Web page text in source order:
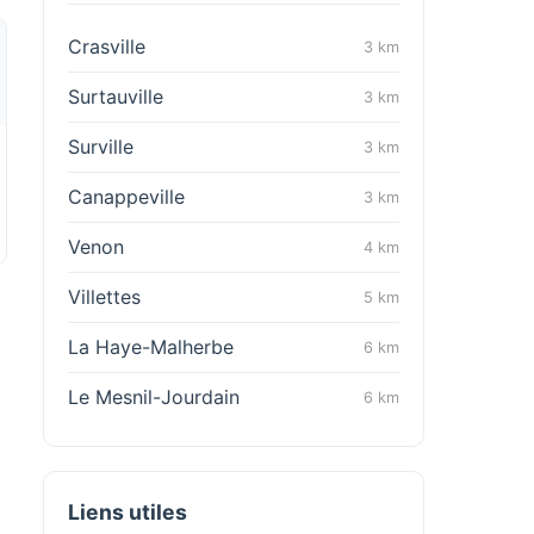
Crasville 3 km
Surtauville 3 km
Surville 3 km
Canappeville 3 km
Venon 4 km
Villettes 5 km
La Haye-Malherbe 6 km
Le Mesnil-Jourdain 6 km
Liens utiles